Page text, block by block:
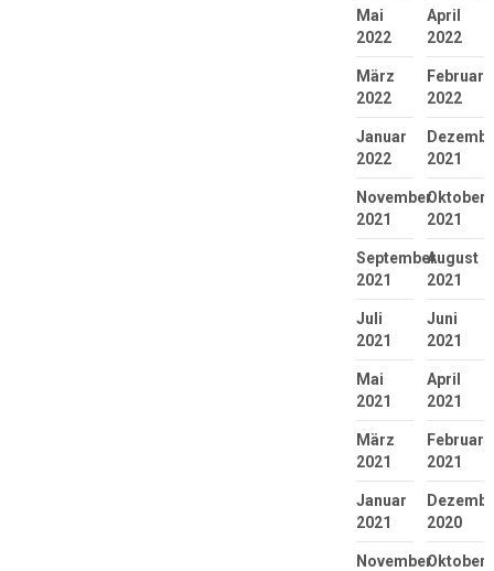
Mai
2022
April
2022
März
2022
Februar
2022
Januar
2022
2021
November
2021
Oktober
2021
September
2021
August
2021
Juli
2021
Juni
2021
Mai
2021
April
2021
März
2021
Februar
2021
Januar
2021
2020
NovemberOktober